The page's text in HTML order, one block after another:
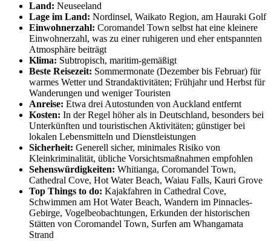
Land: Neuseeland
Lage im Land: Nordinsel, Waikato Region, am Hauraki Golf
Einwohnerzahl: Coromandel Town selbst hat eine kleinere
Einwohnerzahl, was zu einer ruhigeren und eher entspannten
Atmosphäre beiträgt
Klima: Subtropisch, maritim-gemäßigt
Beste Reisezeit: Sommermonate (Dezember bis Februar) für
warmes Wetter und Strandaktivitäten; Frühjahr und Herbst für
Wanderungen und weniger Touristen
Anreise: Etwa drei Autostunden von Auckland entfernt
Kosten: In der Regel höher als in Deutschland, besonders bei
Unterkünften und touristischen Aktivitäten; günstiger bei
lokalen Lebensmitteln und Dienstleistungen
Sicherheit: Generell sicher, minimales Risiko von
Kleinkriminalität, übliche Vorsichtsmaßnahmen empfohlen
Sehenswürdigkeiten: Whitianga, Coromandel Town,
Cathedral Cove, Hot Water Beach, Waiau Falls, Kauri Grove
Top Things to do: Kajakfahren in Cathedral Cove,
Schwimmen am Hot Water Beach, Wandern im Pinnacles-
Gebirge, Vogelbeobachtungen, Erkunden der historischen
Stätten von Coromandel Town, Surfen am Whangamata
Strand